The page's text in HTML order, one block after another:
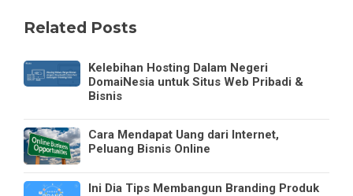
Related Posts
Kelebihan Hosting Dalam Negeri
DomaiNesia untuk Situs Web Pribadi &
Bisnis
Cara Mendapat Uang dari Internet,
Peluang Bisnis Online
Ini Dia Tips Membangun Branding Produk